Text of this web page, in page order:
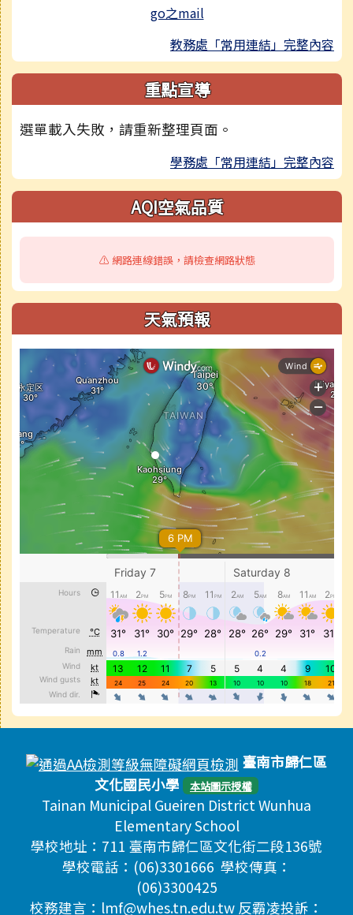
go之mail
教務處「常用連結」完整內容
重點宣導
選單載入失敗，請重新整理頁面。
學務處「常用連結」完整內容
AQI空氣品質
⚠️ 網路連線錯誤，請檢查網路狀態
天氣預報
頁尾區域內容
臺南市歸仁區
文化國民小學 本站圖示授權
Tainan Municipal Gueiren District Wunhua
Elementary School
學校地址：711 臺南市歸仁區文化街二段136號
學校電話：(06)3301666 學校傳真：
(06)3300425
校務建言：lmf@whes.tn.edu.tw 反霸凌投訴：